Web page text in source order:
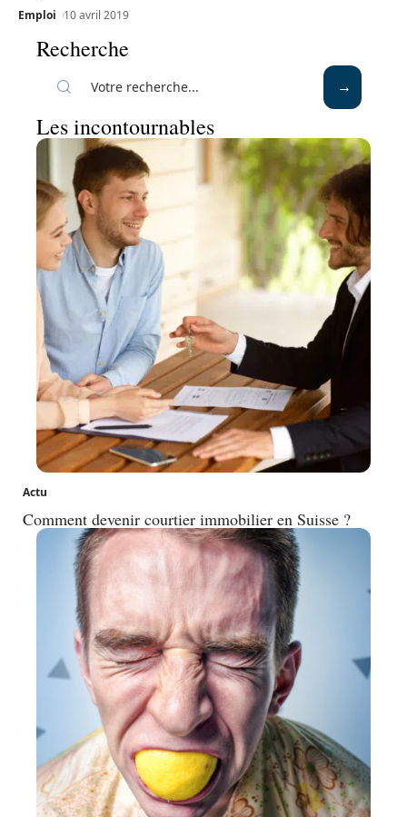
Emploi 10 avril 2019
Recherche
Les incontournables
Actu
Comment devenir courtier immobilier en Suisse ?